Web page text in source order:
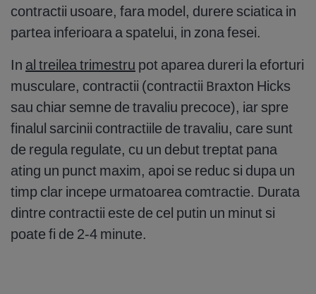
contractii usoare, fara model, durere sciatica in
partea inferioara a spatelui, in zona fesei.
In al treilea trimestru pot aparea dureri la eforturi
musculare, contractii (contractii Braxton Hicks
sau chiar semne de travaliu precoce), iar spre
finalul sarcinii contractiile de travaliu, care sunt
de regula regulate, cu un debut treptat pana
ating un punct maxim, apoi se reduc si dupa un
timp clar incepe urmatoarea comtractie. Durata
dintre contractii este de cel putin un minut si
poate fi de 2-4 minute.